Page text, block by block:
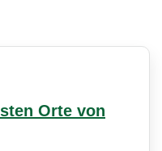
Orte von